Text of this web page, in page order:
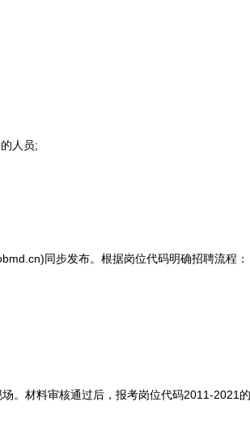
人员;
同步发布。根据岗位代码明确招聘流程：
材料审核通过后，报考岗位代码2011-2021